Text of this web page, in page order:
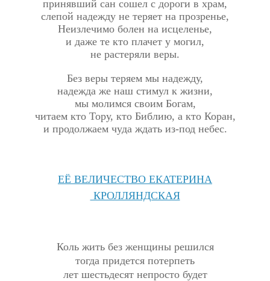
принявший сан сошел с дороги в храм,
слепой надежду не теряет на прозренье,
Неизлечимо болен на исцеленье,
и даже те кто плачет у могил,
не растеряли веры.
Без веры теряем мы надежду,
надежда же наш стимул к жизни,
мы молимся своим Богам,
читаем кто Тору, кто Библию, а кто Коран,
и продолжаем чуда ждать из-под небес.
ЕЁ ВЕЛИЧЕСТВО ЕКАТЕРИНА
КРОЛЛЯНДСКАЯ
Коль жить без женщины решился
тогда придется потерпеть
лет шестьдесят непросто будет